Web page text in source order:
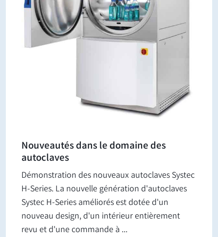
Nouveautés dans le domaine des
autoclaves
Démonstration des nouveaux autoclaves Systec
H-Series. La nouvelle génération d'autoclaves
Systec H-Series améliorés est dotée d'un
nouveau design, d'un intérieur entièrement
revu et d'une commande à ...